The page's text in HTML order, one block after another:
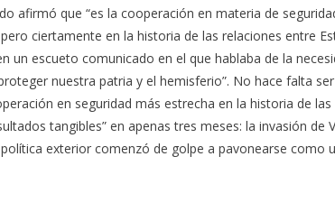
afirmó que “es la cooperación en materia de
ciertamente en la historia de las relaciones entre
un escueto comunicado en el que hablaba de la
nuestra patria y el hemisferio”. No hace falta
en seguridad más estrecha en la historia de
tangibles” en apenas tres meses: la invasión de
exterior comenzó de golpe a pavonearse como